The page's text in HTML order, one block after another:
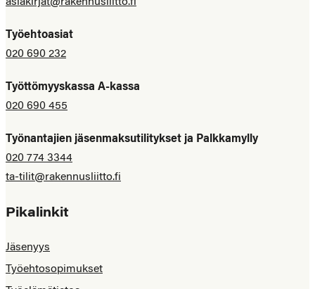
Työehtoasiat
020 690 232
Työttömyyskassa A-kassa
020 690 455
Työnantajien jäsenmaksutilitykset ja Palkkamylly
020 774 3344
ta-tilit@rakennusliitto.fi
Pikalinkit
Jäsenyys
Työehtosopimukset